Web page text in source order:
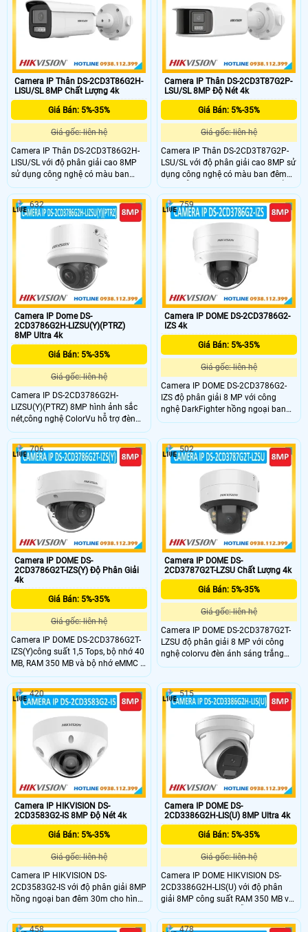
cho bạn,phân loại mục tiêu con
người và phương tiện.
lựa chọn hoàn hảo cho bạn,phân
loại mục tiêu con người và phương
tiện.Tích hợp micro ghi âm thanh.
Camera IP Thân DS-2CD3T86G2H-
LISU/SL 8MP Chất Lượng 4k
Giá Bán: 5%-35%
Giá gốc: liên hệ
Camera IP Thân DS-2CD3T86G2H-
LISU/SL với độ phân giải cao 8MP
sử dụng công nghệ có màu ban
đêm 24/7 hỗ trợ đèn kép xa
60m,chuẩn nén H.265,cùng chức
năng chóng ngược sáng WDR cho
hình ảnh rõ nét,chuẩn IP67,hỗ trợ
thẻ nhớ SD 512GB,phân loại mục
tiêu con người và phương tiện.Tích
hợp micro ghi âm thanh và loa báo
động.Đèn nhấp nháy và báo động
âm thanh để cảnh báo kẻ xâm
Camera IP Thân DS-2CD3T87G2P-
LSU/SL 8MP Độ Nét 4k
Giá Bán: 5%-35%
Giá gốc: liên hệ
Camera IP Thân DS-2CD3T87G2P-
LSU/SL với độ phân giải cao 8MP sử
dụng công nghệ có màu ban đêm
24/7 hỗ trợ đèn kép xa 40m,chuẩn
nén H.265,cùng chức năng chóng
ngược sáng WDR cho hình ảnh rõ
nét,chuẩn IP67,hỗ trợ thẻ nhớ SD
512GB,phân loại mục tiêu con người
và phương tiện.Tích hợp micro ghi
âm thanh và loa báo động.Đèn
nhấp nháy và báo động âm thanh
để cảnh báo kẻ xâm nhập.
Camera IP Dome DS-
2CD3786G2H-LIZSU(Y)(PTRZ)
8MP Ultra 4k
Giá Bán: 5%-35%
Giá gốc: liên hệ
Camera IP DS-2CD3786G2H-
LIZSU(Y)(PTRZ) 8MP hình ảnh sắc
nét,công nghệ ColorVu hỗ trợ đèn
ánh sáng trắng 40m với ống kính đa
tiêu cự điều khiển bằng động cơ
Xoay,Nghiêng,Thu phóng bằng
động cơ để lắp đặt cùng chức năng
WDR mang lại hình ảnh sắc nét
trong điều kiện ngược sáng,hỗ trợ
thẻ nhớ SD 128GB,Chuẩn (IP66) và
chống phá hoại (IK10).Công nghệ
nén H.265+, âm thanh 2 chiều rõ
632
Camera IP DOME DS-2CD3786G2-
IZS 4k
Giá Bán: 5%-35%
Giá gốc: liên hệ
Camera IP DOME DS-2CD3786G2-
IZS độ phân giải 8 MP với công
nghệ DarkFighter hồng ngoại ban
đêm 40m,ống kính đa tiêu cự có
kiện ngược sáng nhờ công nghệ
WDR,hỗ trợ thẻ nhớ Micro SD
512GB,phân loại mục tiêu con người
và phương tiện.Chuẩn (IP66) và
chống phá hoại (IK10).
759
Camera IP DOME DS-
2CD3786G2T-IZS(Y) Độ Phân Giải
4k
Giá Bán: 5%-35%
Giá gốc: liên hệ
Camera IP DOME DS-2CD3786G2T-
IZS(Y)công suất 1,5 Tops, bộ nhớ 40
MB, RAM 350 MB và bộ nhớ eMMC 2
GB,độ phân giải 8 MP với công nghệ
DarkFighter hồng ngoại ban đêm
40m,ống kính đa tiêu cự có động
cơ,hình ảnh rõ nét trong điều kiện
ngược sáng nhờ công nghệ WDR,hỗ
trợ thẻ nhớ Micro SD 512GB,phân
loại mục tiêu con người và phương
tiện.Chuẩn (IP66) và chống phá
hoại (IK10).
706
Camera IP DOME DS-
2CD3787G2T-LZSU Chất Lượng 4k
Giá Bán: 5%-35%
Giá gốc: liên hệ
Camera IP DOME DS-2CD3787G2T-
LZSU độ phân giải 8 MP với công
nghệ colorvu đèn ánh sáng trắng
ban đêm 40m có màu sắc 24/7
động cơ,hình ảnh rõ nét trong điều
kiện ngược sáng nhờ công nghệ
WDR,hỗ trợ thẻ nhớ Micro SD
512GB,phân loại mục tiêu con người
và phương tiện.Chuẩn (IP66) và
chống phá hoại (IK10).Tích hợp âm
thanh báo động.
502
Camera IP HIKVISION DS-
2CD3583G2-IS 8MP Độ Nét 4k
Giá Bán: 5%-35%
Giá gốc: liên hệ
Camera IP HIKVISION DS-
2CD3583G2-IS với độ phân giải 8MP
hồng ngoại ban đêm 30m cho hình
ảnh rõ nét trong điều kiện ngược
sáng nhờ công nghệ WDRb,hỗ trợ 2
420
Camera IP DOME DS-
2CD3386G2H-LIS(U) 8MP Ultra 4k
Giá Bán: 5%-35%
Giá gốc: liên hệ
Camera IP DOME HIKVISION DS-
2CD3386G2H-LIS(U) với độ phân
giải 8MP công suất RAM 350 MB và
bộ nhớ eMMC 2 GB ,hỗ trợ Đèn kép
chiếu xa 40m cho hình ảnh rõ ràng
515
458 478